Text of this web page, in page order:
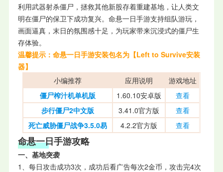
利用武器射杀僵尸，拯救其他新股存着重建基地，让人类文
明在僵尸的保卫下成功复兴。命悬一日手游支持组队游玩，
画面逼真，末日的氛围感十足，为玩家带来沉浸式的僵尸生
存体验。
温馨提示： 命悬一日手游安装包名为【Left to Survive安装
器】
小编推荐
应用说明
游戏地址
僵尸榨汁机单机版
1.60.10安卓版
查看
步行僵尸2中文版
3.41.0官方版
查看
死亡威胁僵尸战争3.5.0易
4.2.2官方版 查看
命悬一日手游攻略
一、基地突袭
1、每日攻击成功3次，成功后看广告每次2金币，攻击完4次